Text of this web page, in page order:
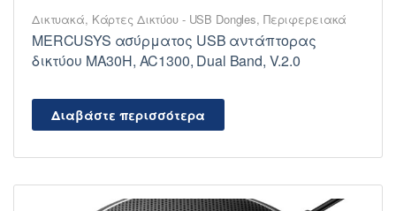
Δικτυακά, Κάρτες Δικτύου - USB Dongles, Περιφερειακά
MERCUSYS ασύρματος USB αντάπτορας
δικτύου MA30H, AC1300, Dual Band, V.2.0
Διαβάστε περισσότερα